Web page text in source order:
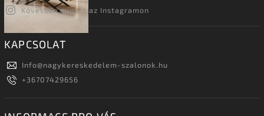
Kövessen minket az Instagramon
KAPCSOLAT
Info@nagykereskedelem-szalonok.hu
+36707429656